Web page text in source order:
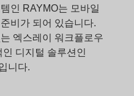
인 RAYMO는 모바일
비가 되어 있습니다.
엑스레이 워크플로우
디지털 솔루션인
니다.